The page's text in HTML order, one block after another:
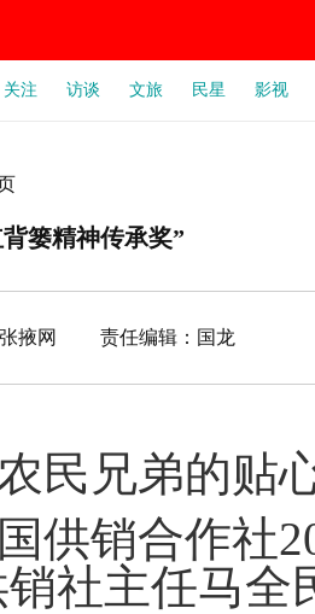
关注 访谈 文旅 民星 影视
篓精神传承奖”
掖网 责任编辑：国龙
民兄弟的贴
销合作社
社主任马全